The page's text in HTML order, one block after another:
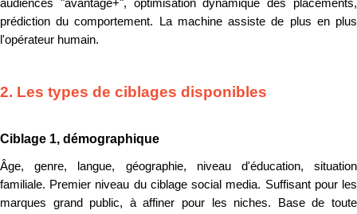
audiences "avantage+", optimisation dynamique des placements,
prédiction du comportement. La machine assiste de plus en plus
l'opérateur humain.
2. Les types de ciblages disponibles
Ciblage 1, démographique
Âge, genre, langue, géographie, niveau d'éducation, situation
familiale. Premier niveau du ciblage social media. Suffisant pour les
marques grand public, à affiner pour les niches. Base de toute